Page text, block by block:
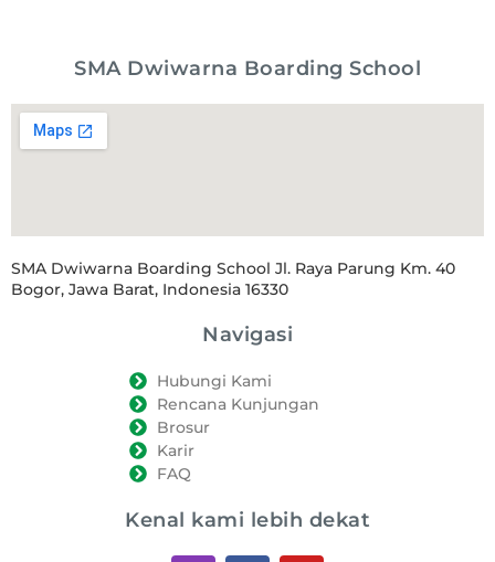
SMA Dwiwarna Boarding School
SMA Dwiwarna Boarding School Jl. Raya Parung Km. 40
Bogor, Jawa Barat, Indonesia 16330
Navigasi
Hubungi Kami
Rencana Kunjungan
Brosur
Karir
FAQ
Kenal kami lebih dekat